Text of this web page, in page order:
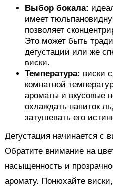
Выбор бокала:
имеет
позволяет
Это может быть
дегустации или же
виски.
Температура: виски
комнатной
ароматы и вкусовые
охлаждать напиток
затушевать его
Дегустация начинается с
Обратите внимание на
насыщенность и
аромату. Понюхайте